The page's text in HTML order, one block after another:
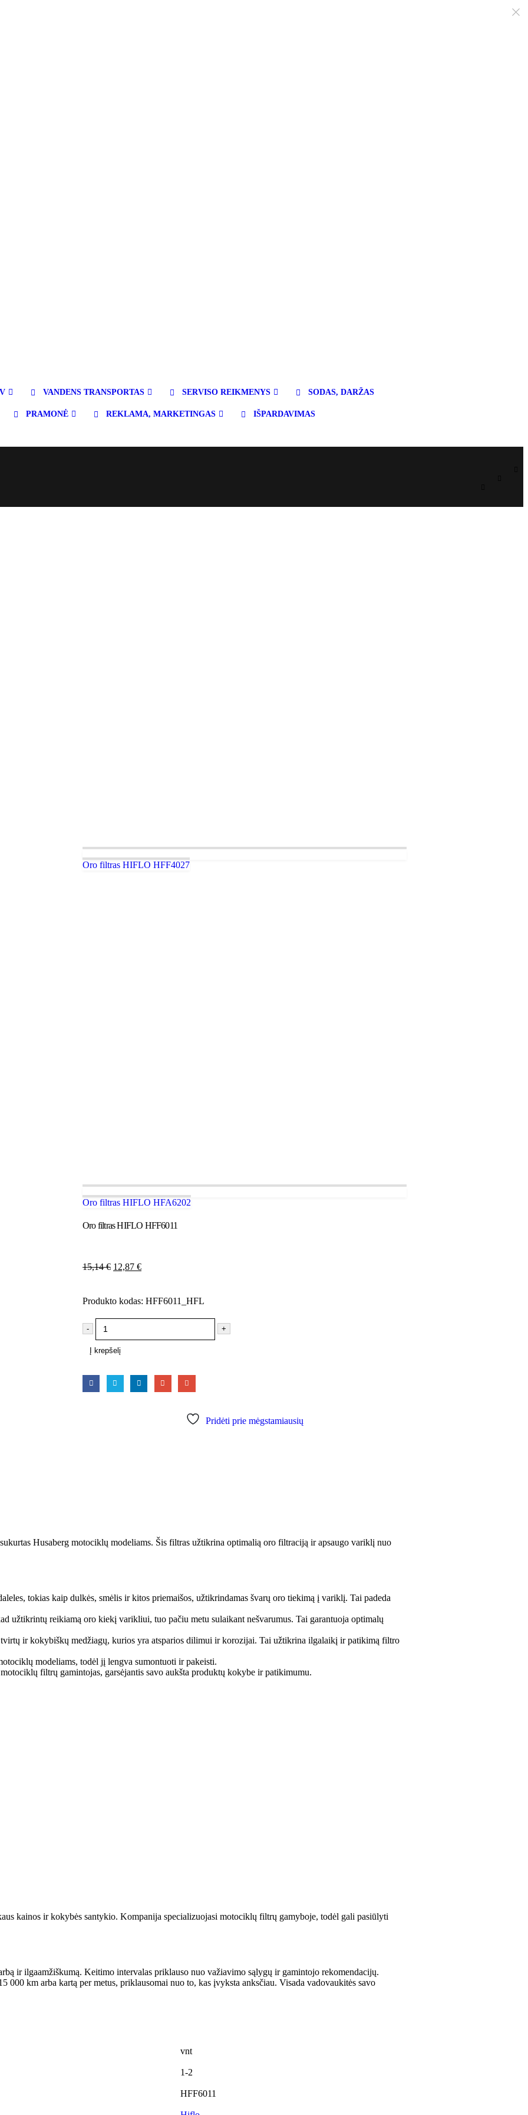
VANDENS TRANSPORTAS SERVISO REIKMENYS SODAS, DARŽAS
PRAMONĖ REKLAMA, MARKETINGAS IŠPARDAVIMAS
Oro filtras HIFLO HFF4027
Oro filtras HIFLO HFA6202
Oro filtras HIFLO HFF6011
15,14€ 12,87 €
Produkto kodas: HFF6011_HFL
- +
Į krepšelį
Pridėti prie mėgstamiausių
Husaberg motociklų modeliams. Šis filtras užtikrina optimalią oro filtraciją ir apsaugo variklį nuo
tokias kaip dulkės, smėlis ir kitos priemaišos, užtikrindamas švarų oro tiekimą į variklį. Tai padeda
užtikrintų reikiamą oro kiekį varikliui, tuo pačiu metu sulaikant nešvarumus. Tai garantuoja optimalų
ir kokybiškų medžiagų, kurios yra atsparios dilimui ir korozijai. Tai užtikrina ilgalaikį ir patikimą filtro
modeliams, todėl jį lengva sumontuoti ir pakeisti.
filtrų gamintojas, garsėjantis savo aukšta produktų kokybe ir patikimumu.
kainos ir kokybės santykio. Kompanija specializuojasi motociklų filtrų gamyboje, todėl gali pasiūlyti
ir ilgaamžiškumą. Keitimo intervalas priklauso nuo važiavimo sąlygų ir gamintojo rekomendacijų.
km arba kartą per metus, priklausomai nuo to, kas įvyksta anksčiau. Visada vadovaukitės savo
vnt
1-2
HFF6011